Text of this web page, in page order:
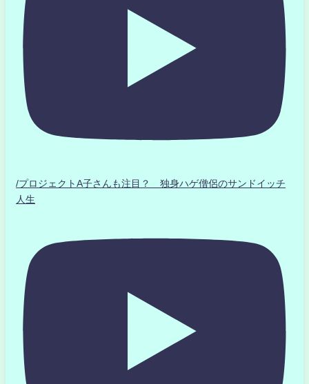
/プロジェクトA子さんも注目？ 独身ハゲ僧侶のサンドイッチ
人生